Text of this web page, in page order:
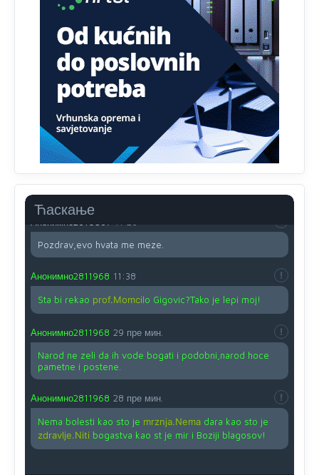
Ћаскање
Анонимно2810587
11:13
Proguglajte
Анонимно2810587
11:21
O kako su cudni lvi ljudi,uzeli bi sve da mogu...a ja srce
svima fajem,radujem se tudjoj sreci.I ko ima i ko nema
na iso ce mjesto leci!
Анонимно2810587
11:24
Pozdrav,evo hvata me meze.
Анонимно2811968 11:38
Sta bi rekao prof.Momcilo Gigovic?Tako je lepi moj!
Анонимно2811968 29 пре мин.
Narod ne zeli da ih vode bogati i podobni,narod hoce
pametne i postene.
Анонимно2811968 28 пре мин.
Nema bolesti kao sto je mrznja.Nemadara kao sto je
zdravlje.Niti bogastva kao st je mir i Boziji blagosov!